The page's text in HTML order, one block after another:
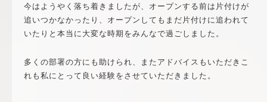
今はようやく落ち着きましたが、オープンする前は片付けが
追いつかなかったり、オープンしてもまだ片付けに追われて
いたりと本当に大変な時期をみんなで過ごしました。
多くの部署の方にも助けられ、またアドバイスもいただきこ
れも私にとって良い経験をさせていただきました。